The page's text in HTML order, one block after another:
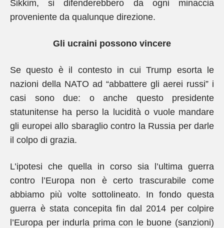
Sikkim, si difenderebbero da ogni minaccia
proveniente da qualunque direzione.
Gli ucraini possono vincere
Se questo è il contesto in cui Trump esorta le
nazioni della NATO ad “abbattere gli aerei russi” i
casi sono due: o anche questo presidente
statunitense ha perso la lucidità o vuole mandare
gli europei allo sbaraglio contro la Russia per darle
il colpo di grazia.
L’ipotesi che quella in corso sia l’ultima guerra
contro l’Europa non è certo trascurabile come
abbiamo più volte sottolineato. In fondo questa
guerra è stata concepita fin dal 2014 per colpire
l’Europa per indurla prima con le buone (sanzioni)